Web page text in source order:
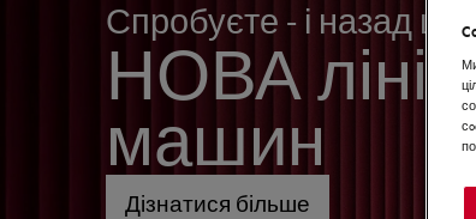
Спробуєте - і назад
НОВА
машин
Дізнатися більше